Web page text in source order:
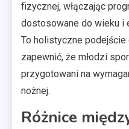
fizycznej, włączając
dostosowane do wieku i
To holistyczne podejście
zapewnić, że młodzi
przygotowani na
nożnej.
Różnice